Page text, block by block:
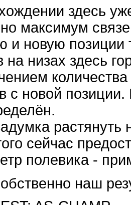
здесь
но максимум
и новую позиции
низах здесь
с новой позиции.
сейчас
полевика -
наш